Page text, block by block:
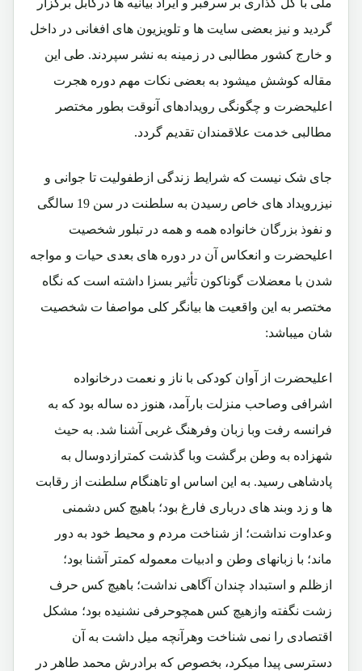
ملی با گل گذاری بر سرقبر و ایراد بیانیه ها درکابل برگزار
گردید و نیز بعضی سایت ها و تلویزیون های افغانی در داخل
و خارج کشور مطالبی در زمینه به نشر سپردند. طی این
مقاله کوشش میشود به بعضی نکات مهم دوره هجرت
اعلیحضرت و چگونگی رویدادهای آنوقت بطور مختصر
مطالبی خدمت علاقمندان تقدیم گردد.
جای شک نیست که شرایط زندگی ازطفولیت تا جوانی و
نیزرویداد های خاص رسیدن به سلطنت در سن 19 سالگی
و نفوذ بزرگان خانواده همه و همه در تبلور شخصیت
اعلیحضرت و انعکاس آن در دوره های بعدی حیات و مواجه
شدن با معضلات گوناکون تأثیر بسزا داشته است که نگاه
مختصر به این واقعیت ها بیانگر کلی مواصفا ت شخصیت
شان میباشد:
اعلیحضرت از آوان کودکی با ناز و نعمت درخانواده
اشرافی وصاحب منزلت بارآمد، هنوز ده ساله بود که به
فرانسه رفت وبا زبان وفرهنگ غربی آشنا شد. به حیث
شهزاده به وطن برگشت وبا گذشت کمترازدوسال به
پادشاهی رسید. به این اساس او تاهنگام سلطنت از رقابت
ها و زد وبند های درباری فارغ بود؛ باهیچ کس دشمنی
وعداوت نداشت؛ از شناخت مردم و محیط خود به دور
ماند؛ با زبانهای وطن و ادبیات معموله کمتر آشنا بود؛
ازظلم و استبداد چندان آگاهی نداشت؛ باهیچ کس حرف
زشت نگفته وازهیچ کس همچوحرفی نشنیده بود؛ مشکل
اقتصادی را نمی شناخت وهرآنچه میل داشت به آن
دسترسی پیدا میکرد، بخصوص که برادرش محمد طاهر در